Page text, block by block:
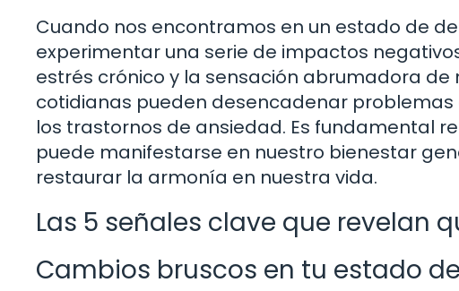
Cuando nos encontramos en un estado de
experimentar una serie de impactos
estrés crónico y la sensación abrumadora
cotidianas pueden desencadenar
los trastornos de ansiedad. Es fundamental
puede manifestarse en nuestro bienestar
restaurar la armonía en nuestra vida.
Las 5 señales clave que revelan
Cambios bruscos en tu estado